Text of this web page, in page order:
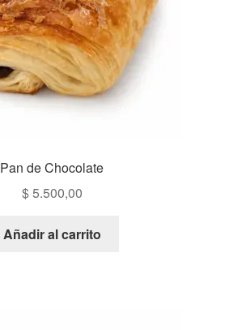
Pan de Chocolate
$5.500,00
Añadir al carrito